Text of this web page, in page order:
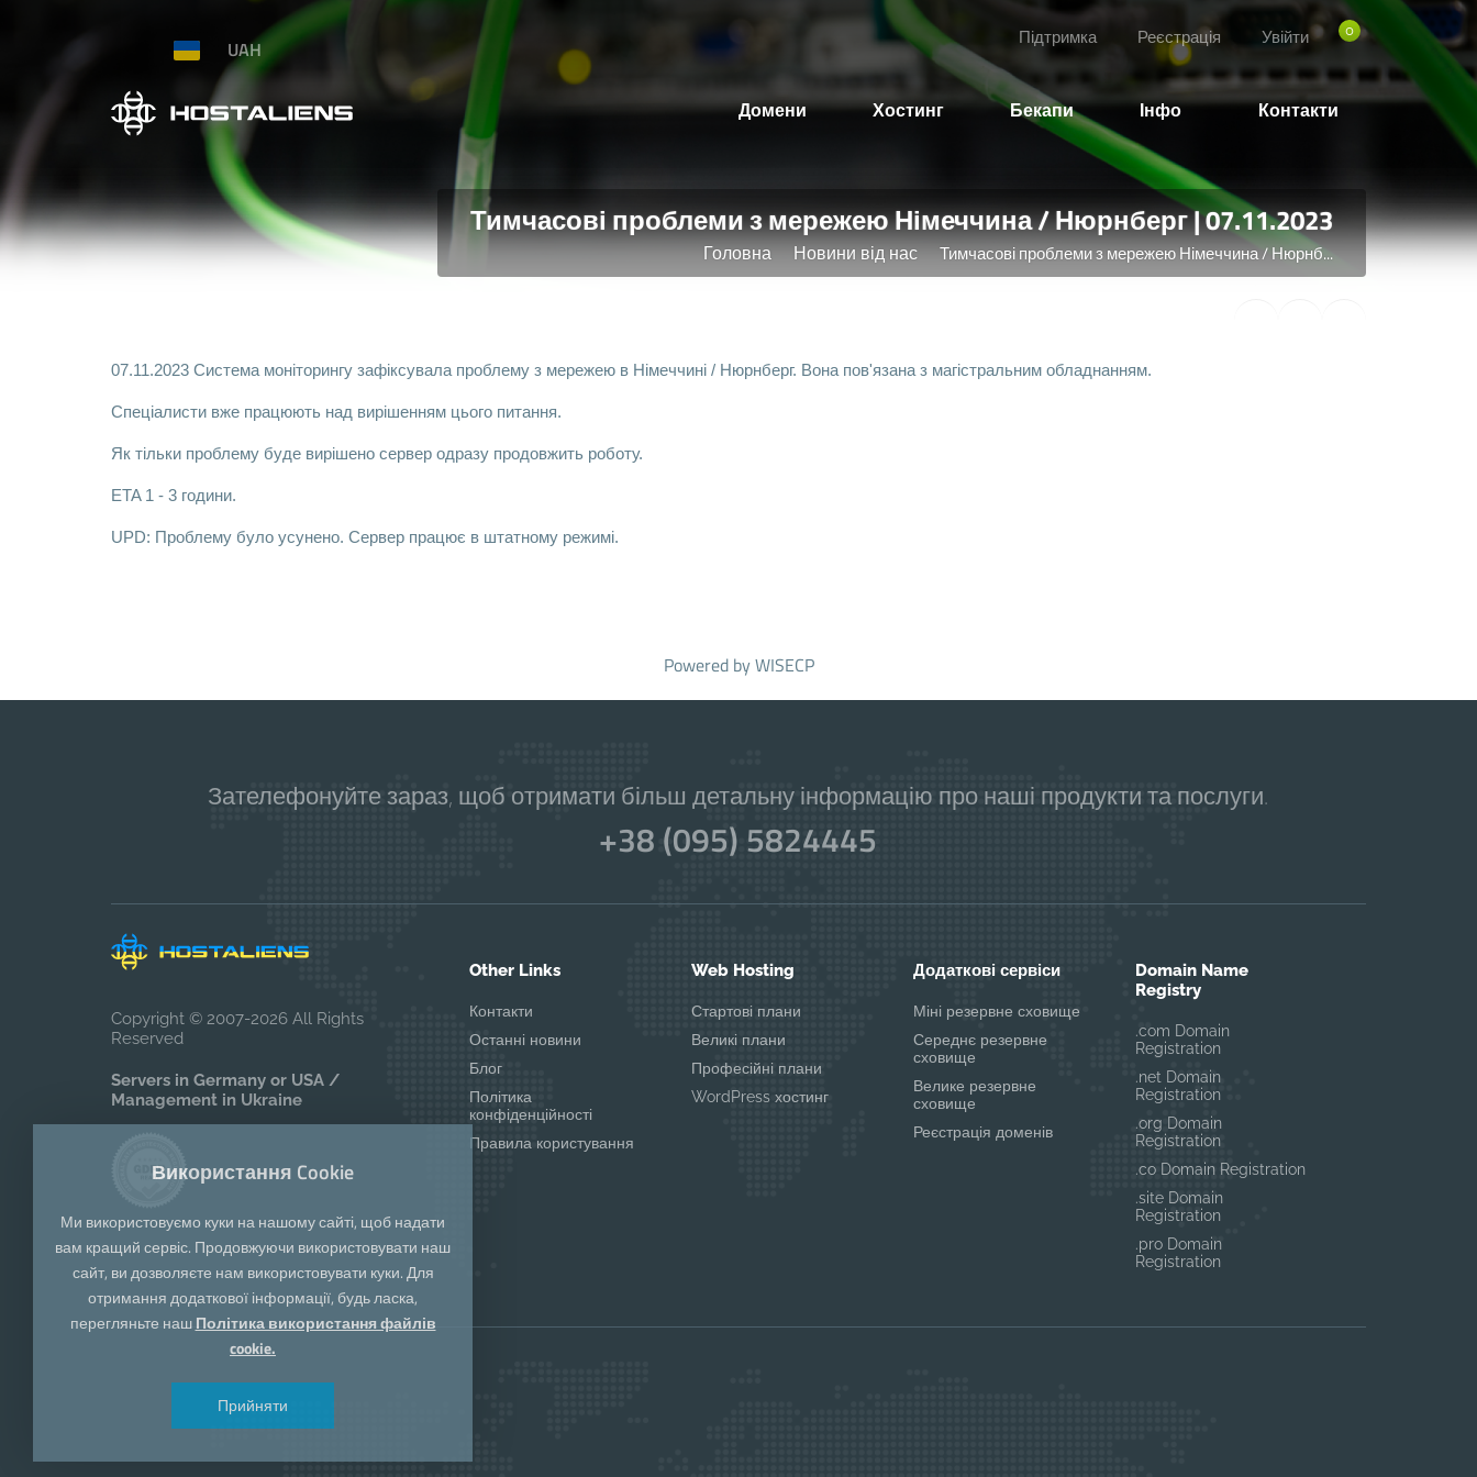
0
Увійти
Реєстрація
Підтримка
UAH
Домени Хостинг Бекапи Інфо Контакти
Тимчасові проблеми з мережею Німеччина / Нюрнберг | 07.11.2023
Головна Новини від нас Тимчасові проблеми з мережею Німеччина / Нюрнб...
07.11.2023 Система моніторингу зафіксувала проблему з мережею в Німеччині / Нюрнберг. Вона пов'язана з магістральним обладнанням.
Спеціалисти вже працюють над вирішенням цього питання.
Як тільки проблему буде вирішено сервер одразу продовжить роботу.
ETA 1 - 3 години.
UPD: Проблему було усунено. Сервер працює в штатному режимі.
Powered byWISECP
Зателефонуйте зараз, щоб отримати більш детальну інформацію про наші продукти та послуги.
+38 (095) 5824445
Copyright © 2007-2026 All Rights
Reserved
Servers in Germany or USA /
Management in Ukraine
Other Links
Контакти
Останні новини
Блог
Політика
конфіденційності
Правила користування
Web Hosting
Стартові плани
Великі плани
Професійні плани
WordPress хостинг
Додаткові сервіси
Міні резервне сховище
Середнє резервне
сховище
Велике резервне
сховище
Реєстрація доменів
Domain Name
Registry
.com Domain
Registration
.net Domain
Registration
.org Domain
Registration
.co Domain Registration
.site Domain
Registration
.pro Domain
Registration
Використання Cookie
Ми використовуємо куки на нашому сайті, щоб надати
вам кращий сервіс. Продовжуючи використовувати наш
сайт, ви дозволяєте нам використовувати куки. Для
отримання додаткової інформації, будь ласка,
перегляньте нашПолітика використання файлів
cookie.
Прийняти